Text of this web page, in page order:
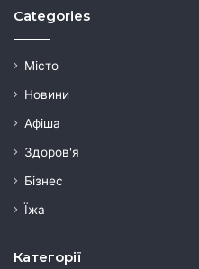
Categories
Місто
Новини
Афіша
Здоров'я
Бізнес
Їжа
Категорії